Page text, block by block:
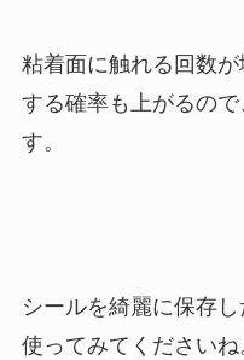
粘着面に触れる回数
する確率も上がるの
す。
シールを綺麗に保存
使ってみてくださいね